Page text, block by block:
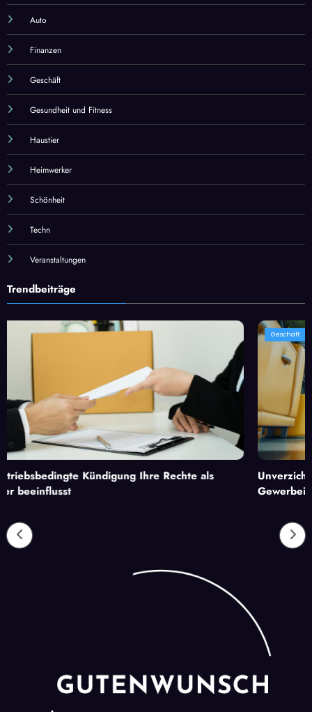
Auto
Finanzen
Geschäft
Gesundheit und Fitness
Haustier
Heimwerker
Schönheit
Techn
Veranstaltungen
Trendbeiträge
Ihre Rechte als
Unverzichtbare
Gewerbeimmobilie benötigt,